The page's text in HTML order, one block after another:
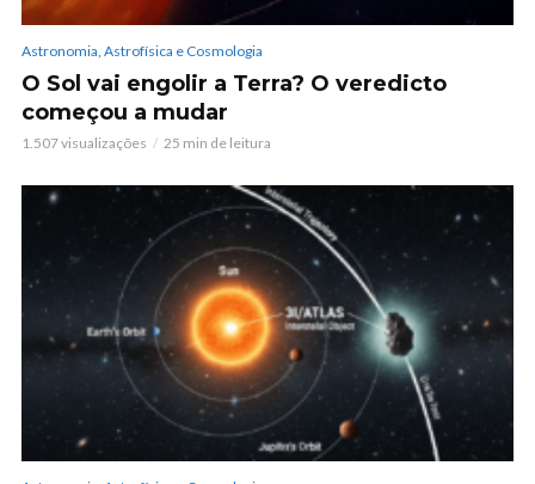
Astronomia, Astrofísica e Cosmologia
O Sol vai engolir a Terra? O veredicto
começou a mudar
1.507 visualizações 25 min de leitura